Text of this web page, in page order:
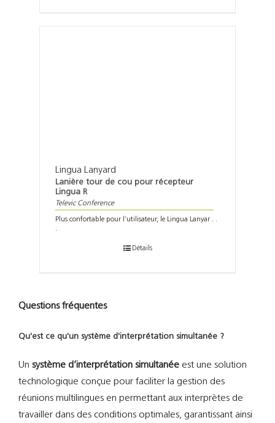
Lingua Lanyard
Lanière tour de cou pour récepteur
Lingua R
Televic Conference
Plus confortable pour l’utilisateur, le Lingua Lanyar . .
.
Détails
Questions fréquentes
Qu'est ce qu'un système d'interprétation simultanée ?
Un système d’interprétation simultanée est une solution
technologique conçue pour faciliter la gestion des
réunions multilingues en permettant aux interprètes de
travailler dans des conditions optimales, garantissant ainsi